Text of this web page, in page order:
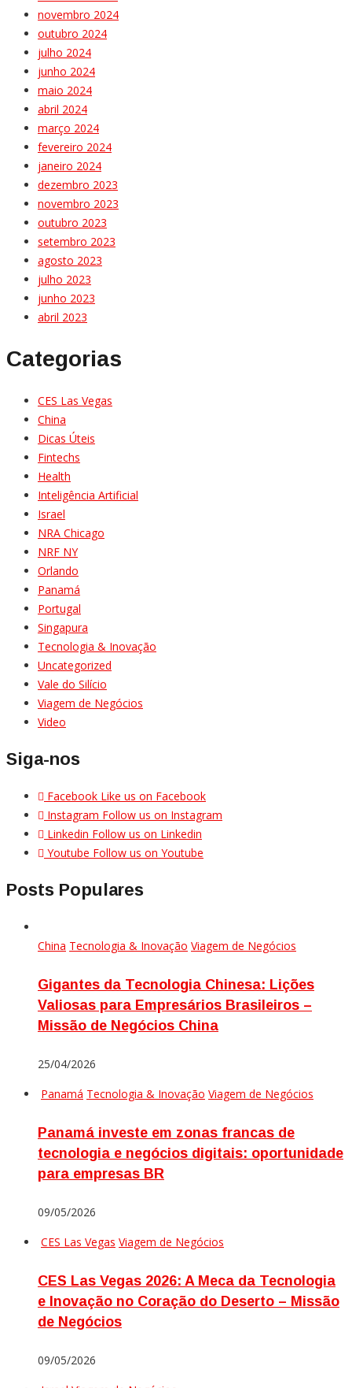
novembro 2024
outubro 2024
julho 2024
junho 2024
maio 2024
abril 2024
março 2024
fevereiro 2024
janeiro 2024
dezembro 2023
novembro 2023
outubro 2023
setembro 2023
agosto 2023
julho 2023
junho 2023
abril 2023
Categorias
CES Las Vegas
China
Dicas Úteis
Fintechs
Health
Inteligência Artificial
Israel
NRA Chicago
NRF NY
Orlando
Panamá
Portugal
Singapura
Tecnologia & Inovação
Uncategorized
Vale do Silício
Viagem de Negócios
Video
Siga-nos
Facebook Like us on Facebook
Instagram Follow us on Instagram
Linkedin Follow us on Linkedin
Youtube Follow us on Youtube
Posts Populares
China Tecnologia & Inovação Viagem de Negócios
Gigantes da Tecnologia Chinesa: Lições
Valiosas para Empresários Brasileiros –
Missão de Negócios China
25/04/2026
Panamá Tecnologia & Inovação Viagem de Negócios
Panamá investe em zonas francas de
tecnologia e negócios digitais: oportunidade
para empresas BR
09/05/2026
CES Las Vegas Viagem de Negócios
CES Las Vegas 2026: A Meca da Tecnologia
e Inovação no Coração do Deserto – Missão
de Negócios
09/05/2026